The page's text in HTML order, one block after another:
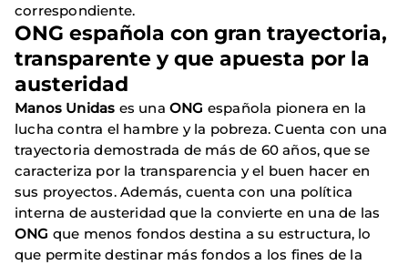
correspondiente.
ONG española con gran trayectoria,
transparente y que apuesta por la
austeridad
Manos Unidas es unaONG española pionera en la
lucha contra el hambre y la pobreza. Cuenta con una
trayectoria demostrada de más de 60 años, que se
caracteriza por la transparencia y el buen hacer en
sus proyectos. Además, cuenta con una política
interna de austeridad que la convierte en una de las
ONG que menos fondos destina a su estructura, lo
que permite destinar más fondos a los fines de la